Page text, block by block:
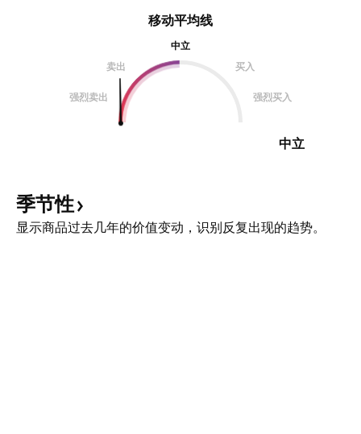
移动平均线
中立
卖出
买入
强烈卖出 强烈买入
中立
季节性
显示商品过去几年的价值变动，识别反复出现的趋势。